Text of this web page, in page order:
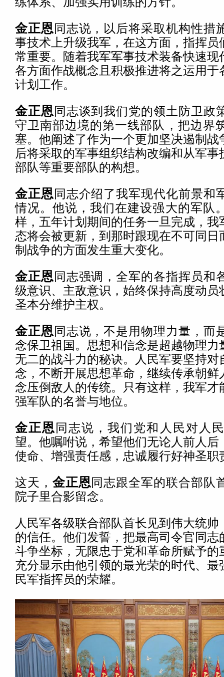
金正恩同志说，以后将采取机构性措
事技术上升级我军，在这方面，指挥员
常重要。随着我军军事技术装备快速现
各方面作战概念且积极推进将之运用于
计划工作。
金正恩同志谈到我们党的领土防卫政
守卫南部边境的第一线部队，把边界
塞。他阐述了作为一个更加坚决遏制战
后将采取的军事组织结构改编和从军
部队等重要部队的构想。
金正恩同志介绍了我军现代化前景和
情况。他说，我们在建设强大的军队
样，五年计划期间的任务一旦完成，我
态将会被更新，到那时跟现在不可同日
制战争的方面发生重大变化。
金正恩同志强调，全军的各指挥员和
级意识、主敌意识，始终保持高度动员
圣本分维护主权。
金正恩同志说，不是用物理力量，而
念保卫祖国。思想和信念是超越物理力
无二的战斗力的秘诀。人民军要坚持对
念，不断开展思想革命，继续传承朝鲜
念压倒敌人的传统。只有这样，我军才
强军队的名誉与地位。
金正恩 同志说，我们党和人民对人
望。他嘱咐说，希望他们无论人前人后
使命、增强责任感，忠诚履行好神圣职
这天， 金正恩同志跟全军的联合部队
院子里合影留念。
人民军各级联合部队首长见到伟大统
的信任。他们发誓，把最高司令官同志
斗争坐标，无限忠于党和革命所赋予的
充分显示由他引领的最光荣的时代、最
民军指挥员的荣耀。